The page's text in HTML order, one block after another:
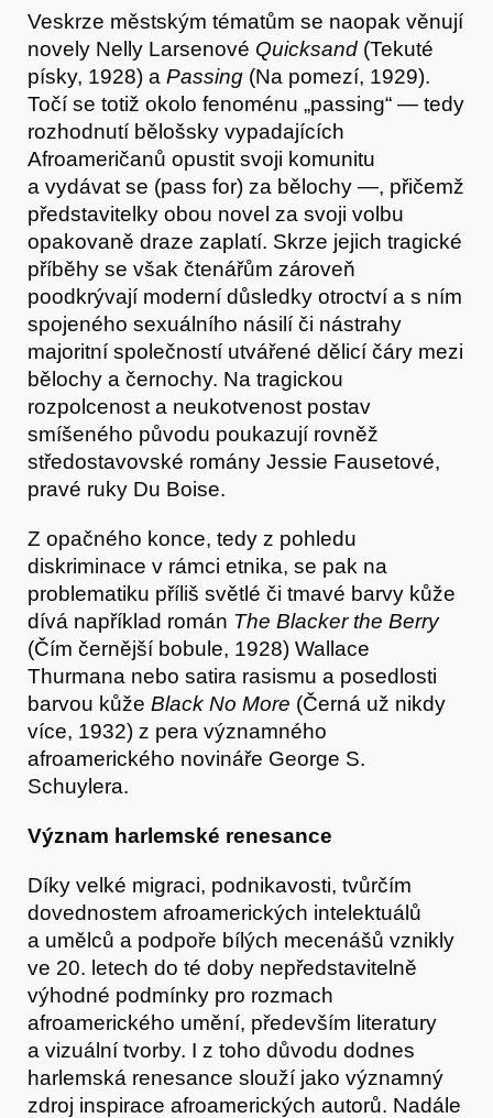
Kontakt
Předplatné
Veskrze městským tématům se naopak věnují
novely Nelly Larsenové Quicksand (Tekuté
písky, 1928) a Passing (Na pomezí, 1929).
Točí se totiž okolo fenoménu „passing“ — tedy
rozhodnutí bělošsky vypadajících
Afroameričanů opustit svoji komunitu
a vydávat se (pass for) za bělochy —, přičemž
představitelky obou novel za svoji volbu
opakovaně draze zaplatí. Skrze jejich tragické
příběhy se však čtenářům zároveň
poodkrývají moderní důsledky otroctví a s ním
spojeného sexuálního násilí či nástrahy
majoritní společností utvářené dělicí čáry mezi
bělochy a černochy. Na tragickou
rozpolcenost a neukotvenost postav
smíšeného původu poukazují rovněž
středostavovské romány Jessie Fausetové,
pravé ruky Du Boise.
Z opačného konce, tedy z pohledu
diskriminace v rámci etnika, se pak na
problematiku příliš světlé či tmavé barvy kůže
dívá například román The Blacker the Berry
(Čím černější bobule, 1928) Wallace
Thurmana nebo satira rasismu a posedlosti
barvou kůže Black No More (Černá už nikdy
více, 1932) z pera významného
afroamerického novináře George S.
Schuylera.
Význam harlemské renesance
Díky velké migraci, podnikavosti, tvůrčím
dovednostem afroamerických intelektuálů
a umělců a podpoře bílých mecenášů vznikly
ve 20. letech do té doby nepředstavitelně
výhodné podmínky pro rozmach
afroamerického umění, především literatury
a vizuální tvorby. I z toho důvodu dodnes
harlemská renesance slouží jako významný
zdroj inspirace afroamerických autorů. Nadále